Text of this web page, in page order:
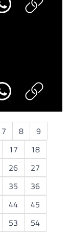
7 8
9
17
18
26
27
35
36
44
45
53
54